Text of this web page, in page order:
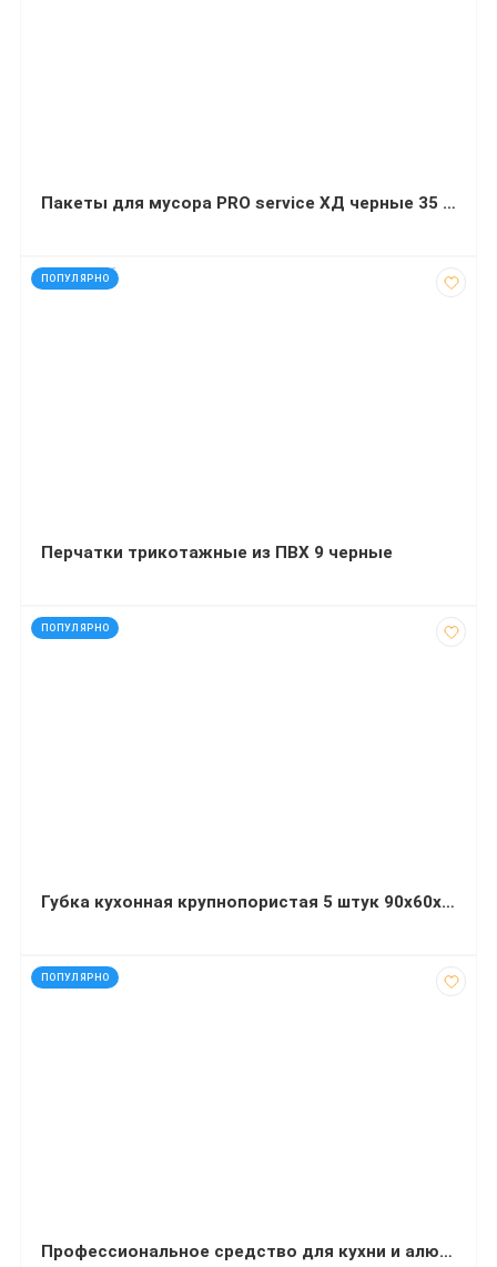
Пакеты для мусора PRO service ХД черные 35 л 100 штук 50х55 сантиметров
ПОПУЛЯРНО
код: 927626
Перчатки трикотажные из ПВХ 9 черные
ПОПУЛЯРНО
код: 15010
Губка кухонная крупнопористая 5 штук 90х60х30 мм Optimum
ПОПУЛЯРНО
код: 32446
Профессиональное средство для кухни и алюминиевых поверхностей Balu Special 5 л